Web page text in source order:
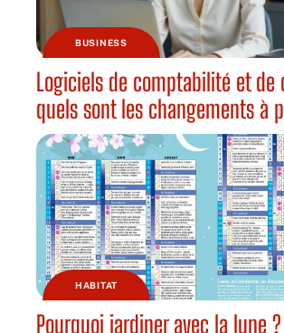
BUSINESS
Logiciels de comptabilité et de
quels sont les changements à
HABITAT
Pourquoi jardiner avec la lune ?